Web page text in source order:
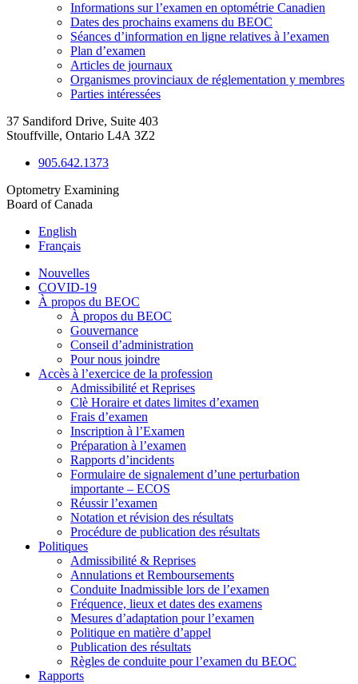
Informations sur l’examen en optométrie Canadien
Dates des prochains examens du BEOC
Séances d’information en ligne relatives à l’examen
Plan d’examen
Articles de journaux
Organismes provinciaux de réglementation y membres
Parties intéressées
37 Sandiford Drive, Suite 403
Stouffville, Ontario L4A 3Z2
905.642.1373
Optometry Examining
Board of Canada
English
Français
Nouvelles
COVID-19
À propos du BEOC
À propos du BEOC
Gouvernance
Conseil d’administration
Pour nous joindre
Accès à l’exercice de la profession
Admissibilité et Reprises
Clè Horaire et dates limites d’examen
Frais d’examen
Inscription à l’Examen
Préparation à l’examen
Rapports d’incidents
Formulaire de signalement d’une perturbation
importante – ECOS
Réussir l’examen
Notation et révision des résultats
Procédure de publication des résultats
Politiques
Admissibilité & Reprises
Annulations et Remboursements
Conduite Inadmissible lors de l’examen
Fréquence, lieux et dates des examens
Mesures d’adaptation pour l’examen
Politique en matière d’appel
Publication des résultats
Règles de conduite pour l’examen du BEOC
Rapports